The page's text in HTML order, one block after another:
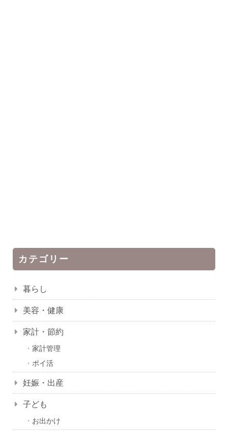
カテゴリー
暮らし
美容・健康
家計・節約
家計管理
ポイ活
妊娠・出産
子ども
お出かけ